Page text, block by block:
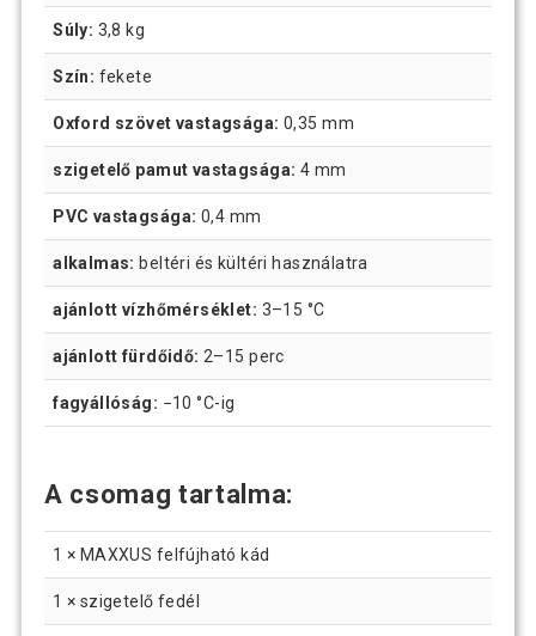
Súly: 3,8 kg
Szín: fekete
Oxford szövet vastagsága: 0,35 mm
szigetelő pamut vastagsága: 4 mm
PVC vastagsága: 0,4 mm
alkalmas: beltéri és kültéri használatra
ajánlott vízhőmérséklet: 3–15 °C
ajánlott fürdőidő: 2–15 perc
fagyállóság: −10 °C-ig
A csomag tartalma:
1 × MAXXUS felfújható kád
1 × szigetelő fedél